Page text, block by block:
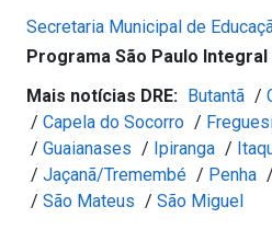
Secretaria Municipal de
Programa São Paulo
Mais notícias DRE: Butantã /
/ Capela do Socorro /
/ Guaianases / Ipiranga /
/ Jaçanã/Tremembé / Penha /
/ São Mateus / São Miguel